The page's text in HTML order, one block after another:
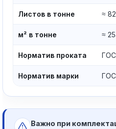
Листов в тонне ≈
м² в тонне ≈
Норматив проката
Норматив марки
Важно при